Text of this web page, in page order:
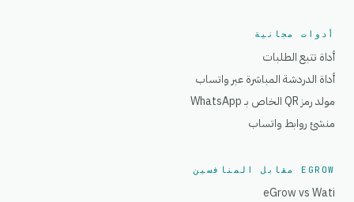
أدوات مجانية
أداة تتبع الطلبات
أداة الدردشة المباشرة عبر واتساب
مولد رمز QR الخاص بـ WhatsApp
منشئ روابط واتساب
EGROW مقابل المنافسين
eGrow vs Wati